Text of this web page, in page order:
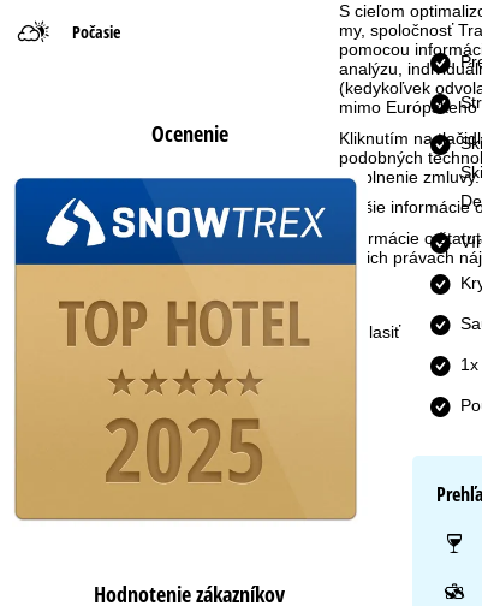
S cieľom
my, spoločnosť
pomocou
analýzu,
(kedykoľvek
mimo
Kliknutím na
podobných
na plnenie zmluvy.
Ďalšie
Informácie o
Vašich právach
Súhlasiť
Počasie
Ocenenie
Hodnotenie zákazníkov
s
t
á
k
a